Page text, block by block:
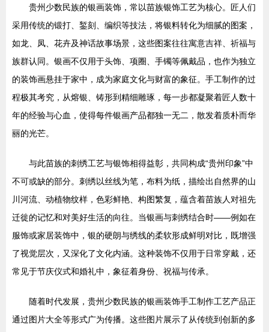
贵州少数民族的银画装饰，常以苗族银饰工艺为核心。匠人们
采用传统的锻打、錾刻、编织等技法，将银料转化为细腻的图案，
如龙、凤、花卉及神话故事场景，这些图案往往寓意吉祥、祈福与
族群认同。银画不仅用于头饰、项圈、手镯等佩戴品，也作为独立
的装饰画悬挂于家中，成为家庭文化与财富的象征。手工制作的过
程极其考究，从熔银、铸形到精细雕琢，每一步都凝聚着匠人数十
年的经验与心血，使得每件银画产品都独一无二，散发着质朴而华
丽的光芒。
与此苗族的刺绣工艺与银饰相得益彰，共同构成“贵州印象”中
不可或缺的部分。刺绣以丝线为笔，布料为纸，描绘出自然界的山
川河流、动植物纹样，色彩鲜艳、构图繁复，蕴含着苗族人对祖先
迁徙的记忆和对美好生活的向往。当银画与刺绣结合时——例如在
服饰或家居装饰中，银的硬朗与绣线的柔软形成鲜明对比，既增强
了视觉层次，又深化了文化内涵。这种装饰不仅用于日常穿戴，还
常见于节庆仪式和婚礼中，象征着身份、祝福与传承。
随着时代发展，贵州少数民族的银画装饰手工制作工艺产品正
通过图片大全等形式广为传播。这些图片展示了从传统到创新的多